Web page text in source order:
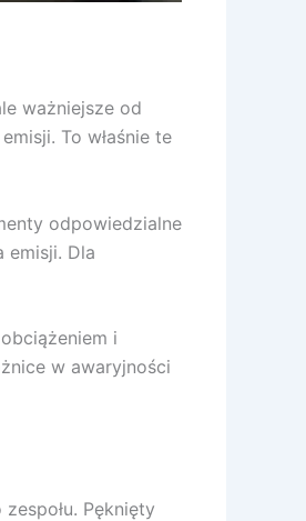
ważniejsze od
To właśnie te
odpowiedzialne
emisji. Dla
i
w awaryjności
Pęknięty